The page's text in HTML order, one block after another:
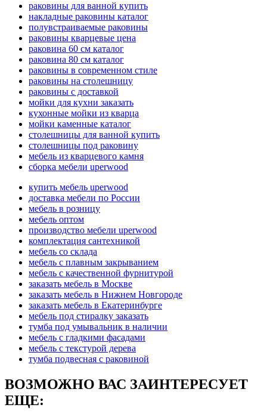
раковины для ванной купить
накладные раковины каталог
полувстраиваемые раковины
раковины кварцевые цена
раковина 60 см каталог
раковина 80 см каталог
раковины в современном стиле
раковины на столешницу
раковины с доставкой
мойки для кухни заказать
кухонные мойки из кварца
мойки каменные каталог
столешницы для ванной купить
столешницы под раковину
мебель из кварцевого камня
сборка мебели uperwood
купить мебель uperwood
доставка мебели по России
мебель в розницу
мебель оптом
производство мебели uperwood
комплектация сантехникой
мебель со склада
мебель с плавным закрыванием
мебель с качественной фурнитурой
заказать мебель в Москве
заказать мебель в Нижнем Новгороде
заказать мебель в Екатеринбурге
мебель под стиралку заказать
тумба под умывальник в наличии
мебель с гладкими фасадами
мебель с текстурой дерева
тумба подвесная с раковиной
ВОЗМОЖНО ВАС ЗАИНТЕРЕСУЕТ
ЕЩЕ: